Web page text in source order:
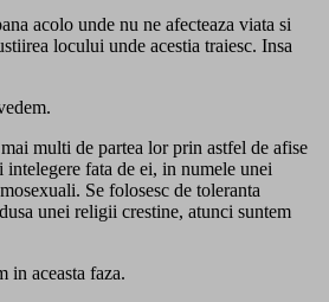
acolo unde nu ne afecteaza viata si
locului unde acestia traiesc. Insa
multi de partea lor prin astfel de afise
fata de ei, in numele unei
Se folosesc de toleranta
unei religii crestine, atunci suntem
in aceasta faza.